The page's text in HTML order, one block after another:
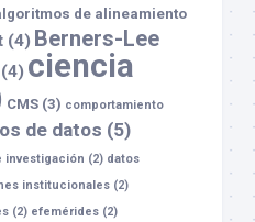
de alineamiento
(4) Berners-Lee
(4) ciencia
CMS (3) comportamiento
de datos (5)
investigación (2) datos
institucionales (2)
(2) efemérides (2)